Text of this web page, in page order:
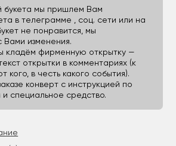
букета мы пришлем Вам
в телеграмме , соц. сети или на
не понравится, мы
Вами изменения.
кладём фирменную открытку —
открытки в комментариях (к
кого, в честь какого события).
конверт с инструкцией по
и специальное средство.